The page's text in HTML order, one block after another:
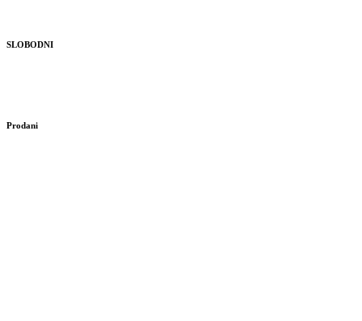
SLOBODNI
Prodani